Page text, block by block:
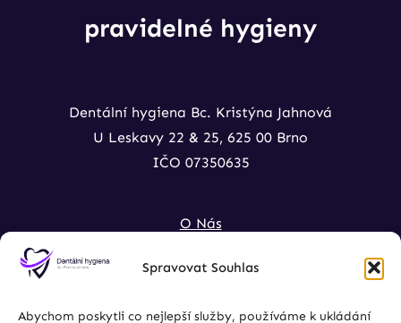
Spravovat Souhlas
Abychom poskytli co nejlepší služby, používáme k ukládání
pravidelné hygieny
Dentální hygiena Bc. Kristýna Jahnová
U Leskavy 22 & 25, 625 00 Brno
IČO 07350635
O Nás
Dentální Hygiena